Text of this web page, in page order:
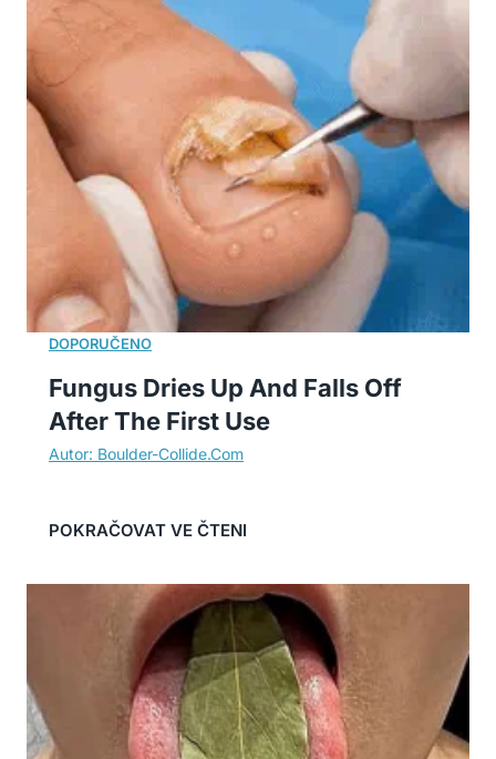
Fungus Dries Up And Falls Off
After The First Use